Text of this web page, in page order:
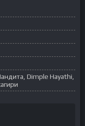
Dimple Hayathi,